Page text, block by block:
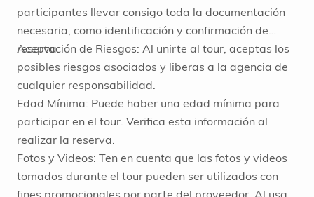
participantes llevar consigo toda la documentación
necesaria, como identificación y confirmación de
reserva.
Aceptación de Riesgos: Al unirte al tour, aceptas los
posibles riesgos asociados y liberas a la agencia de
cualquier responsabilidad.
Edad Mínima: Puede haber una edad mínima para
participar en el tour. Verifica esta información al
realizar la reserva.
Fotos y Videos: Ten en cuenta que las fotos y videos
tomados durante el tour pueden ser utilizados con
fines promocionales por parte del proveedor. Al usar